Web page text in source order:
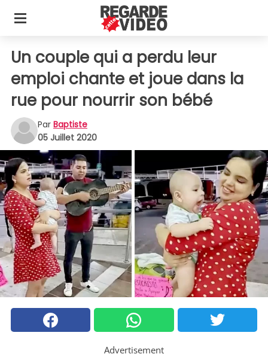
Un couple qui a perdu leur
emploi chante et joue dans la
rue pour nourrir son bébé
Par Baptiste
05 Juillet 2020
Advertisement